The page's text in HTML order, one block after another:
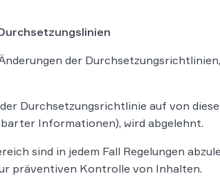
der
Durchsetzungsrichtlinie auf von
Informationen), wird abgelehnt.
sind in jedem Fall Regelungen
präventiven Kontrolle von Inhalten.